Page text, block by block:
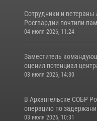
Сотрудники и
Росгвардии почтили
04 июля 2026, 11:24
Заместитель
оценил потенциал
03 июля 2026, 14:30
В Архангельске СОБР
операцию по
03 июля 2026, 10:31